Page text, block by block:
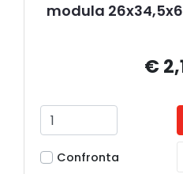
modula
€
Confronta